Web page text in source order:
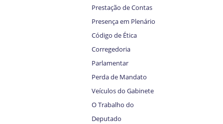
Prestação de Contas
Presença em Plenário
Código de Ética
Corregedoria
Parlamentar
Perda de Mandato
Veículos do Gabinete
O Trabalho do
Deputado